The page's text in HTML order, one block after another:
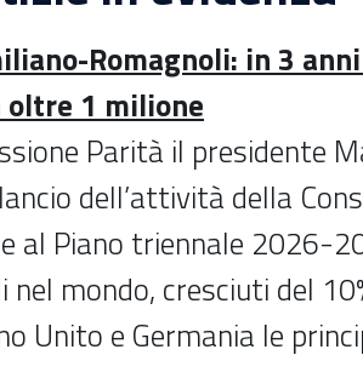
Romagnoli: in 3
1 milione
Parità il presidente
dell’attività della
al Piano triennale 2026-
nel mondo, cresciuti del
Unito e Germania le